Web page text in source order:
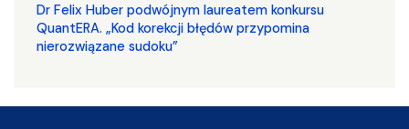
Dr Felix Huber podwójnym laureatem konkursu
QuantERA. „Kod korekcji błędów przypomina
nierozwiązane sudoku”